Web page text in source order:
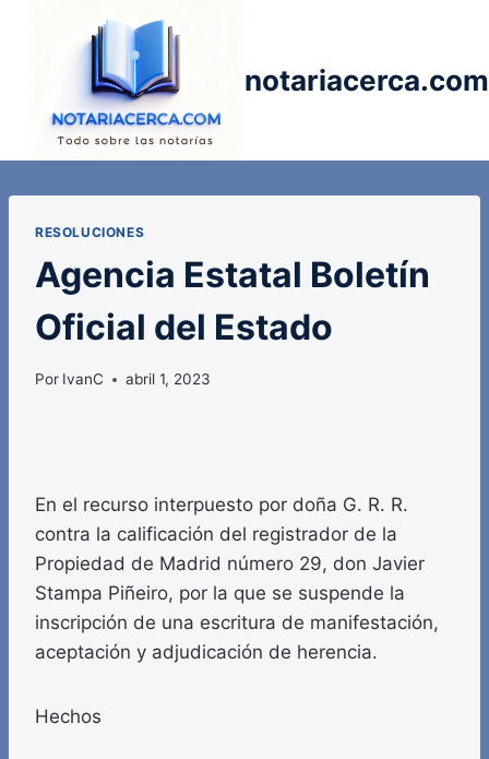
notariacerca.com
RESOLUCIONES
Agencia Estatal Boletín
Oficial del Estado
Por IvanC abril 1, 2023
En el recurso interpuesto por doña G. R. R.
contra la calificación del registrador de la
Propiedad de Madrid número 29, don Javier
Stampa Piñeiro, por la que se suspende la
inscripción de una escritura de manifestación,
aceptación y adjudicación de herencia.
Hechos